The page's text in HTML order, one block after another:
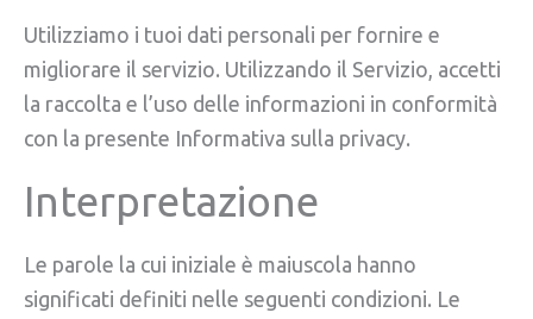
Utilizziamo i tuoi dati personali per fornire e
migliorare il servizio. Utilizzando il Servizio, accetti
la raccolta e l’uso delle informazioni in conformità
con la presente Informativa sulla privacy.
Interpretazione
Le parole la cui iniziale è maiuscola hanno
significati definiti nelle seguenti condizioni. Le